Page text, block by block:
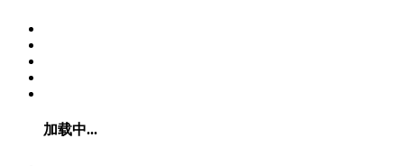
加载中...